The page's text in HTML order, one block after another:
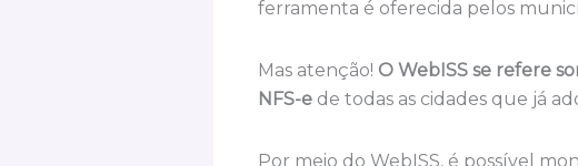
ferramenta é oferecida pelos
Mas atenção! O WebISS se refere
NFS-e de todas as cidades que já
Por meio do WebISS, é possível